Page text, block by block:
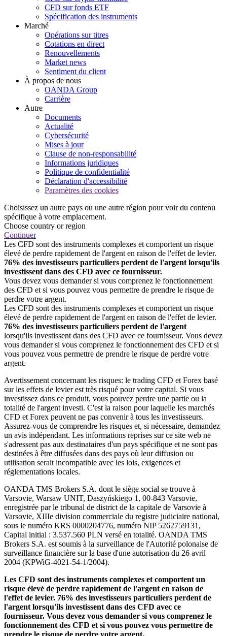
CFD sur fonds ETF
Spécification des instruments
Marché
Opérations sur titres
Cotations en direct
Renouvellements
Market news
Sentiment du client
À propos de nous
OANDA Group
Carrière
Autre
Documents
Actualité
Cybersécurité
Mises à jour
Clause de non-responsabilité
Informations juridiques
Politique de confidentialité
Déclaration d'accessibilité
Paramètres des cookies
Choisissez un autre pays ou une autre région pour voir du contenu
spécifique à votre emplacement.
Choose country or region
Continuer
Les CFD sont des instruments complexes et comportent un risque
élevé de perdre rapidement de l'argent en raison de l'effet de levier.
76% des investisseurs particuliers perdent de l'argent lorsqu'ils
investissent dans des CFD avec ce fournisseur.
Vous devez vous demander si vous comprenez le fonctionnement
des CFD et si vous pouvez vous permettre de prendre le risque de
perdre votre argent.
Les CFD sont des instruments complexes et comportent un risque
élevé de perdre rapidement de l'argent en raison de l'effet de levier.
76% des investisseurs particuliers perdent de l'argent
lorsqu'ils investissent dans des CFD avec ce fournisseur. Vous devez
vous demander si vous comprenez le fonctionnement des CFD et si
vous pouvez vous permettre de prendre le risque de perdre votre
argent.
Avertissement concernant les risques: le trading CFD et Forex basé
sur les effets de levier est très risqué pour votre capital. Si vous
investissez dans ce produit, vous pouvez perdre une partie ou la
totalité de l'argent investi. C'est la raison pour laquelle les marchés
CFD et Forex peuvent ne pas convenir à tous les investisseurs.
Assurez-vous de comprendre les risques et, si nécessaire, demandez
un avis indépendant. Les informations reprises sur ce site web ne
s'adressent pas aux destinataires d'un pays spécifique et ne sont pas
destinées à être diffusées dans des pays où leur diffusion ou
utilisation serait incompatible avec les lois, exigences et
réglementations locales.
OANDA TMS Brokers S.A. dont le siège social se trouve à
Varsovie, Warsaw UNIT, Daszyńskiego 1, 00-843 Varsovie,
enregistrée par le tribunal de district de la capitale de Varsovie à
Varsovie, XIIIe division commerciale du registre judiciaire national,
sous le numéro KRS 0000204776, numéro NIP 5262759131,
Capital initial : 3.537.560 PLN versé en totalité. OANDA TMS
Brokers S.A. est soumis à la surveillance de l'Autorité polonaise de
surveillance financière sur la base d'une autorisation du 26 avril
2004 (KPWiG-4021-54-1/2004).
Les CFD sont des instruments complexes et comportent un
risque élevé de perdre rapidement de l'argent en raison de
l'effet de levier. 76% des investisseurs particuliers perdent de
l'argent lorsqu'ils investissent dans des CFD avec ce
fournisseur. Vous devez vous demander si vous comprenez le
fonctionnement des CFD et si vous pouvez vous permettre de
prendre le risque de perdre votre argent.